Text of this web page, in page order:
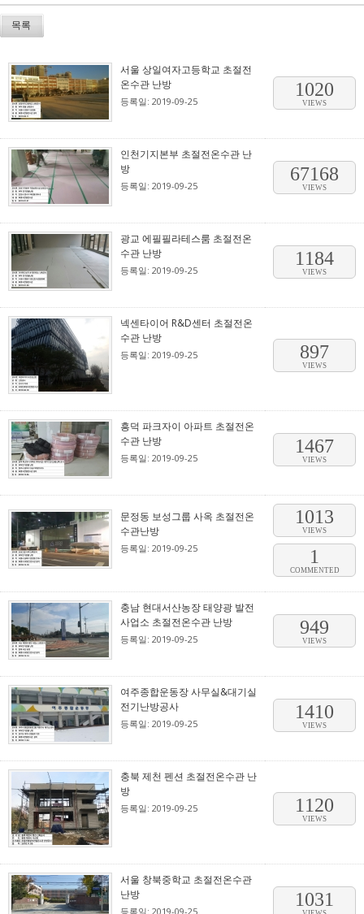
목록
서울 상일여자고등학교 초절전
온수관 난방
등록일: 2019-09-25
1020
VIEWS
인천기지본부 초절전온수관 난
방
등록일: 2019-09-25
67168
VIEWS
광교 에필필라테스룸 초절전온
수관 난방
등록일: 2019-09-25
1184
VIEWS
넥센타이어 R&D센터 초절전온
수관 난방
등록일: 2019-09-25 897
VIEWS
흥덕 파크자이 아파트 초절전온
수관 난방
등록일: 2019-09-25
1467
VIEWS
문정동 보성그룹 사옥 초절전온
수관난방
등록일: 2019-09-25
1013
VIEWS
1
COMMENTED
충남 현대서산농장 태양광 발전
사업소 초절전온수관 난방
등록일: 2019-09-25
949
VIEWS
여주종합운동장 사무실&대기실
전기난방공사
등록일: 2019-09-25
1410
VIEWS
충북 제천 펜션 초절전온수관 난
방
등록일: 2019-09-25 1120
VIEWS
서울 창북중학교 초절전온수관
난방
등록일: 2019-09-25
1031